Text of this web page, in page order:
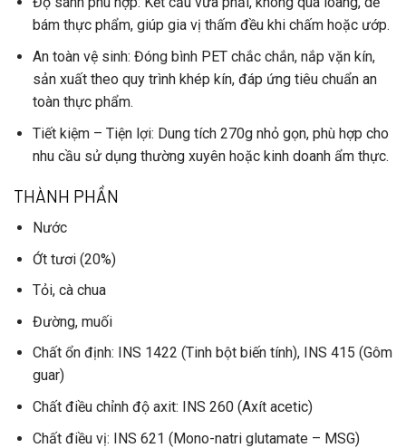
bám thực phẩm, giúp gia vị thấm đều khi chấm hoặc ướp.
An toàn vệ sinh: Đóng bình PET chắc chắn, nắp vặn kín,
sản xuất theo quy trình khép kín, đáp ứng tiêu chuẩn an
toàn thực phẩm.
Tiết kiệm – Tiện lợi: Dung tích 270g nhỏ gọn, phù hợp cho
nhu cầu sử dụng thường xuyên hoặc kinh doanh ẩm thực.
THÀNH PHẦN
Nước
Ớt tươi(20%)
Tỏi, cà chua
Đường, muối
Chất ổn định: INS 1422 (Tinh bột biến tính), INS 415 (Gôm
guar)
Chất điều chỉnh độ axit: INS 260 (Axít acetic)
Chất điều vị: INS 621 (Mono-natri glutamate – MSG)